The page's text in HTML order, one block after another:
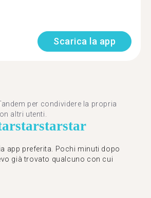
Scarica la app
per condividere la propria
altri utenti.
starstarstar
app preferita. Pochi minuti dopo
già trovato qualcuno con cui